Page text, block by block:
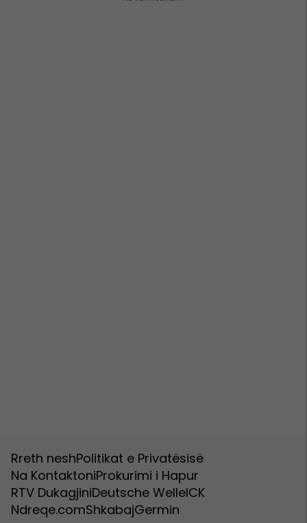
Rreth neshPolitikat e Privatësisë
Na KontaktoniProkurimi i Hapur
RTV DukagjiniDeutsche WelleICK
Ndreqe.comShkabajGermin